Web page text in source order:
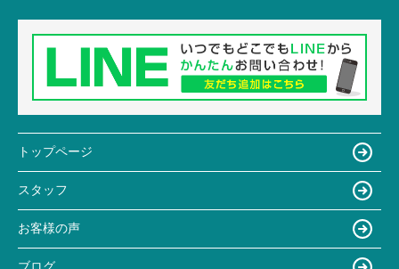
トップページ
スタッフ
お客様の声